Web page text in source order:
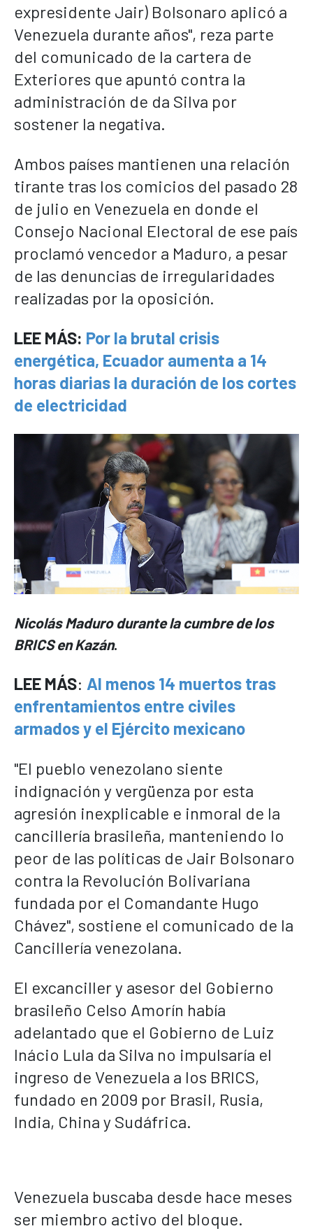
expresidente Jair) Bolsonaro aplicó a
Venezuela durante años", reza parte
del comunicado de la cartera de
Exteriores que apuntó contra la
administración de da Silva por
sostener la negativa.
Ambos países mantienen una relación
tirante tras los comicios del pasado 28
de julio en Venezuela en donde el
Consejo Nacional Electoral de ese país
proclamó vencedor a Maduro, a pesar
de las denuncias de irregularidades
realizadas por la oposición.
LEE MÁS: Por la brutal crisis
energética, Ecuador aumenta a 14
horas diarias la duración de los cortes
de electricidad
Nicolás Maduro durante la cumbre de los
BRICS en Kazán.
LEE MÁS: Al menos 14 muertos tras
enfrentamientos entre civiles
armados y el Ejército mexicano
"El pueblo venezolano siente
indignación y vergüenza por esta
agresión inexplicable e inmoral de la
cancillería brasileña, manteniendo lo
peor de las políticas de Jair Bolsonaro
contra la Revolución Bolivariana
fundada por el Comandante Hugo
Chávez", sostiene el comunicado de la
Cancillería venezolana.
El excanciller y asesor del Gobierno
brasileño Celso Amorín había
adelantado que el Gobierno de Luiz
Inácio Lula da Silva no impulsaría el
ingreso de Venezuela a los BRICS,
fundado en 2009 por Brasil, Rusia,
India, China y Sudáfrica.
Venezuela buscaba desde hace meses
ser miembro activo del bloque.